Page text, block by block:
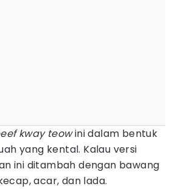
kway teowini dalam bentuk
yang kental. Kalau versi
ini ditambah dengan bawang
acar, dan lada.